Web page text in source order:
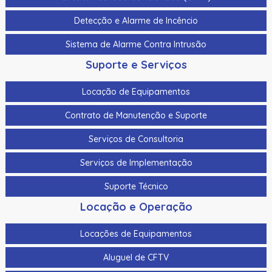
Cabo Para Cameras Mobile 4 Metros Hikvision Ds-
Cadastrador De Cartoes Hikvision Ds-K1F100-D8E Dupla
Frequencia 125Khz (Em) E 13,56Mhz (Mifare)
Cadastrador Impressao Digital Hikvision Ds-K1F820-F
Cartao De Memoria Hikvision Hs-Tf-H1I 32G
Cartao De Proximidade Rfid Hikvision Ds-K7M101-E0 Freq.
Cartao De Proximidade Rfid Hikvision Ds-Kem125 Em
Cartao De Proximidade Rfid Hikvision Fm11Rf08-M1 Mifare
Cartao De Proximidade Rfid Hikvision Frequencia Dupla
Mifare 13,56Mhz E Em 125Khz Em Pvc
Detecção e Alarme de Incêncio
Sistema de Alarme Contra Intrusão
Suporte e Serviços
Locação de Equipamentos
Contrato de Manutenção e Suporte
Serviços de Consultoria
Serviços de Implementação
Suporte Técnico
Locação e Operação
Locações de Equipamentos
Aluguel de CFTV